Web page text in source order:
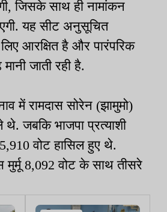
जिसके साथ ही नामांकन
यह सीट अनुसूचित
आरक्षित है और पारंपरिक
जाती रही है.
में रामदास सोरेन (झामुमो)
थे. जबकि भाजपा प्रत्याशी
वोट हासिल हुए थे.
8,092 वोट के साथ तीसरे